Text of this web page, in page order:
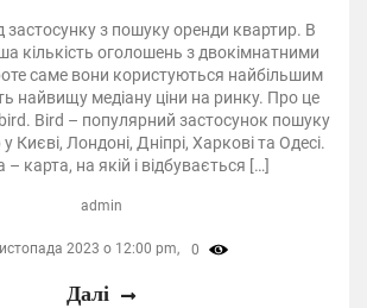
застосунку з пошуку оренди квартир. В
кількість оголошень з двокімнатними
саме вони користуються найбільшим
найвищу медіану ціни на ринку. Про це
bird. Bird – популярний застосунок пошуку
Києві, Лондоні, Дніпрі, Харкові та Одесі.
– карта, на якій і відбувається […]
admin
2023 о 12:00 pm, 0
Далі